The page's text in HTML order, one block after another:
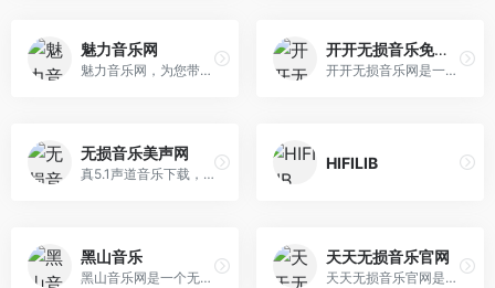
魅力音乐网
魅力音乐网，为您带最新最全的免费无损音乐下载。收录有大量flac、ape、wav、dsd、dts等格式的无损音乐，每首无损音乐都是精心挑选，无损音乐免费下载就来魅 力音乐下载网。
开开无损音乐免费音乐
开开无损音乐网是一个无损音乐下载，无损音乐免费下载,mp3音乐免费音乐下载的网站,抖音热门音乐下载，为广大音乐爱好者和抖音创作者提供免费音乐素材交流分享的平台。
无损音乐美声网
真5.1声道音乐下载，无损音乐下载，4KMV下载，DTS5.1音乐下载，超高清2160P下载，无水印下载，蓝光原画MV下载，1080P下载，DTS音乐下载，超清MV下载，高清MV 下载，车载MV视频下载，音乐歌曲下载，MV下载，WAV音乐下载，抖音歌曲下载，无损音乐美声网
HIFILIB
黑山音乐
黑山音乐网是一个无损音乐下载，mp3音乐免费下载,mp3音乐免费音乐下载的网站,抖音热门音乐下载，为广大爱好音乐者提供免费音乐素材交流分享的平台。
天天无损音乐官网
天天无损音乐官网是一个免费提供全网无损音乐及mp3歌曲免费下载网站,为广大音乐爱好者提供音乐交流及资源分享平台。